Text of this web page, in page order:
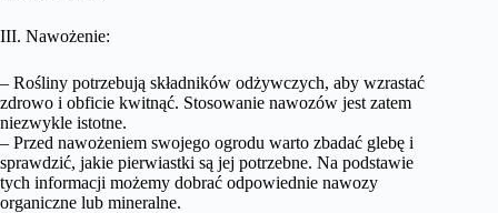
III. Nawożenie:
– Rośliny potrzebują składników odżywczych, aby wzrastać
zdrowo i obficie kwitnąć. Stosowanie nawozów jest zatem
niezwykle istotne.
– Przed nawożeniem swojego ogrodu warto zbadać glebę i
sprawdzić, jakie pierwiastki są jej potrzebne. Na podstawie
tych informacji możemy dobrać odpowiednie nawozy
organiczne lub mineralne.